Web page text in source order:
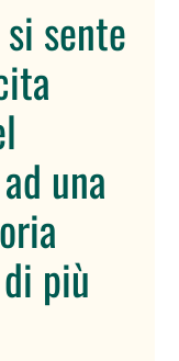
sente
una
più